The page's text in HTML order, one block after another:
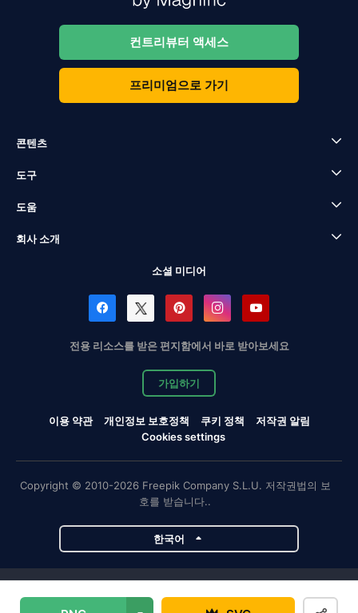
컨트리뷰터 액세스
프리미엄으로 가기
콘텐츠
도구
도움
회사 소개
소셜 미디어
전용 리소스를 받은 편지함에서 바로 받아보세요
가입하기
이용 약관 개인정보 보호정책 쿠키 정책
저작권 알림
Cookies settings
Copyright © 2010-2026 Freepik Company S.L.U. 저작권법의 보
호를 받습니다..
한국어